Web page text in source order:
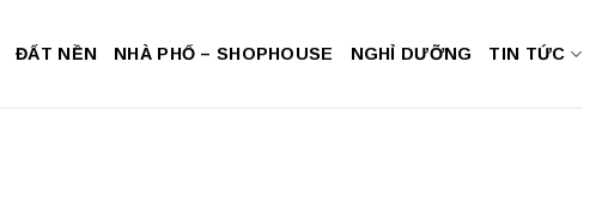
ĐẤT NỀN NHÀ PHỐ – SHOPHOUSE NGHỈ DƯỠNG TIN TỨC